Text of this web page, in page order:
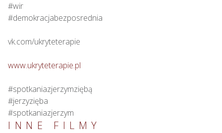
#wir
#demokracjabezposrednia
vk.com/ukryteterapie
www.ukryteterapie.pl
#spotkaniazjerzymziębą
#jerzyzięba
#spotkaniazjerzym
INNE FILMY